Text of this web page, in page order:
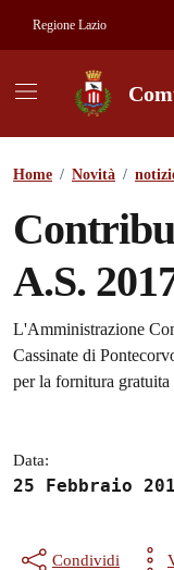
Regione Lazio
Home / Novità /
A.S.
Dettagli
L'Amministrazione
Cassinate di
per la fornitura
Data:
25 Febbraio
Condividi